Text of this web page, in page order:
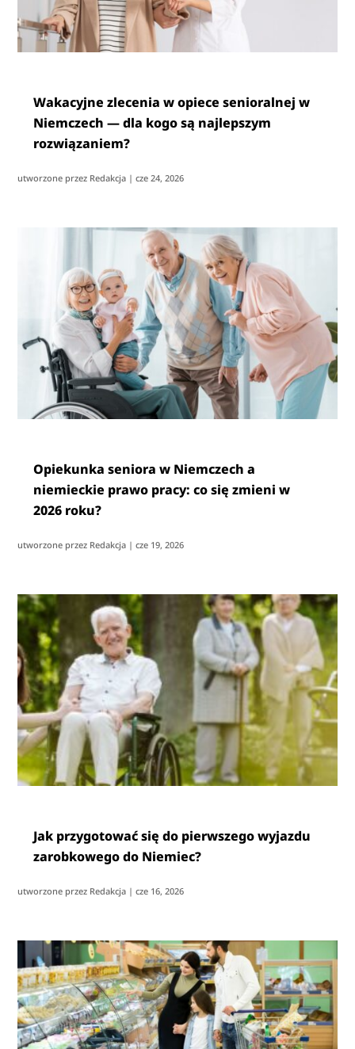
Wakacyjne zlecenia w opiece senioralnej w
Niemczech — dla kogo są najlepszym
rozwiązaniem?
utworzone przez Redakcja |cze 24, 2026
Opiekunka seniora w Niemczech a
niemieckie prawo pracy: co się zmieni w
2026 roku?
utworzone przez Redakcja |cze 19, 2026
Jak przygotować się do pierwszego wyjazdu
zarobkowego do Niemiec?
utworzone przez Redakcja |cze 16, 2026